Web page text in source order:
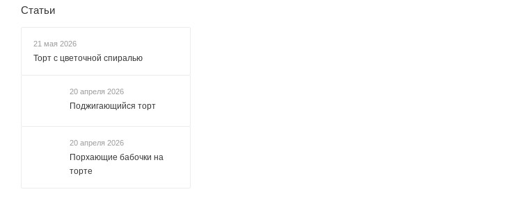
Статьи
21 мая 2026
Торт с цветочной спиралью
20 апреля 2026
Поджигающийся торт
20 апреля 2026
Порхающие бабочки на
торте